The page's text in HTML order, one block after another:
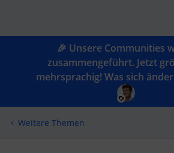
🎉 Unsere Communities
zusammengeführt. Jetzt
mehrsprachig! Was sich
Weitere Themen